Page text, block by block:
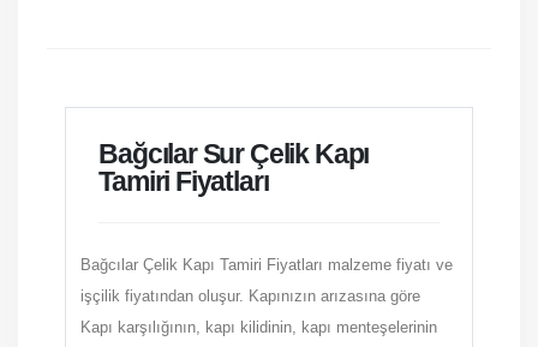
Bağcılar Sur Çelik Kapı
Tamiri Fiyatları
Bağcılar Çelik Kapı Tamiri Fiyatları malzeme fiyatı ve
işçilik fiyatından oluşur. Kapınızın arızasına göre
Kapı karşılığının, kapı kilidinin, kapı menteşelerinin